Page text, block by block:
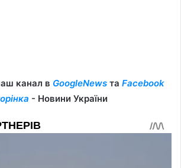
канал в GoogleNews та Facebook
- Новини України